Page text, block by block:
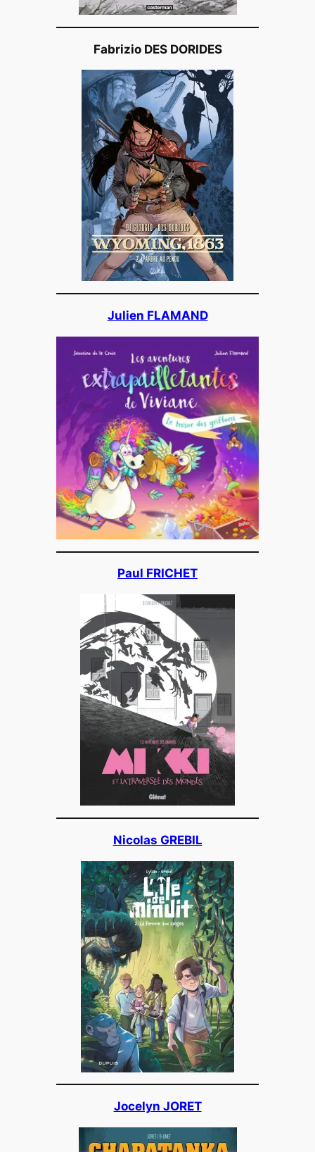
Fabrizio DES DORIDES
Julien FLAMAND
Paul FRICHET
Nicolas GREBIL
Jocelyn JORET